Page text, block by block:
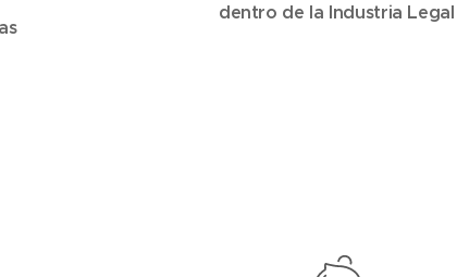
dentro de la Industria Legal